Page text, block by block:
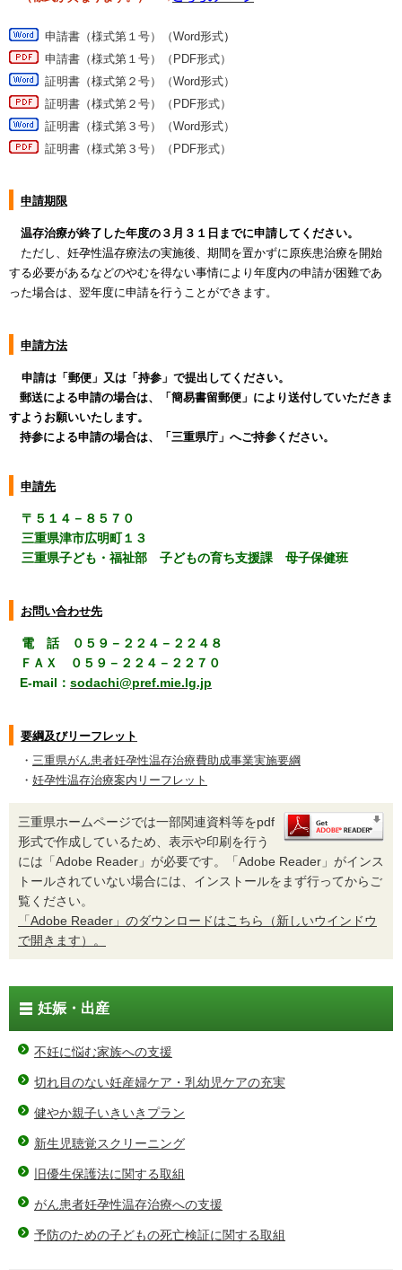
申請書（様式第１号）（Word形式）
申請書（様式第１号）（PDF形式）
証明書（様式第２号）（Word形式）
証明書（様式第２号）（PDF形式）
証明書（様式第３号）（Word形式）
証明書（様式第３号）（PDF形式）
申請期限
温存治療が終了した年度の３月３１日までに申請してください。
ただし、妊孕性温存療法の実施後、期間を置かずに原疾患治療を開始
する必要があるなどのやむを得ない事情により年度内の申請が困難であ
った場合は、翌年度に申請を行うことができます。
申請方法
申請は「郵便」又は「持参」で提出してください。
郵送による申請の場合は、「簡易書留郵便」により送付していただきま
すようお願いいたします。
持参による申請の場合は、「三重県庁」へご持参ください。
申請先
〒５１４－８５７０
三重県津市広明町１３
三重県子ども・福祉部 子どもの育ち支援課 母子保健班
お問い合わせ先
電 話 ０５９－２２４－２２４８
ＦＡＸ ０５９－２２４－２２７０
E-mail： sodachi@pref.mie.lg.jp
要綱及びリーフレット
・ 三重県がん患者妊孕性温存治療費助成事業実施要綱
・ 妊孕性温存治療案内リーフレット
三重県ホームページでは一部関連資料等をpdf
形式で作成しているため、表示や印刷を行う
には「Adobe Reader」が必要です。「Adobe Reader」がインス
トールされていない場合には、インストールをまず行ってからご
覧ください。
「Adobe Reader」のダウンロードはこちら（新しいウインドウ
で開きます）。
妊娠・出産
不妊に悩む家族への支援
切れ目のない妊産婦ケア・乳幼児ケアの充実
健やか親子いきいきプラン
新生児聴覚スクリーニング
旧優生保護法に関する取組
がん患者妊孕性温存治療への支援
予防のための子どもの死亡検証に関する取組